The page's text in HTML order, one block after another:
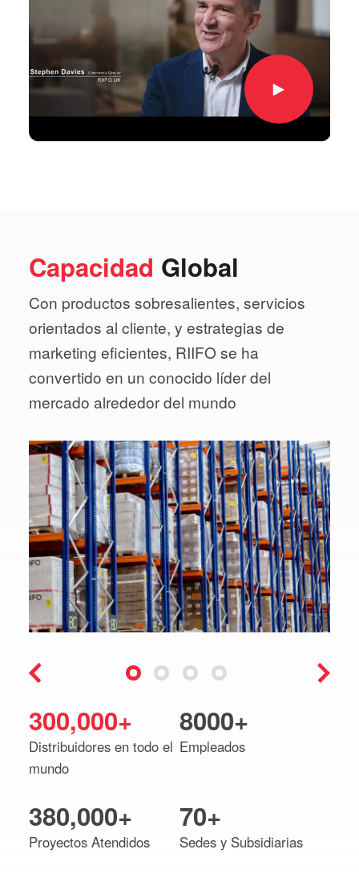
Capacidad Global
Con productos sobresalientes, servicios
orientados al cliente, y estrategias de
marketing eficientes, RIIFO se ha
convertido en un conocido líder del
mercado alrededor del mundo
300,000+
Distribuidores en todo el
mundo
380,000+
Proyectos Atendidos
8000+
Empleados
70+
Sedes y Subsidiarias